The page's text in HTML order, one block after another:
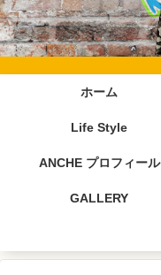
ホーム
Life Style
ANCHE プロフィール
GALLERY